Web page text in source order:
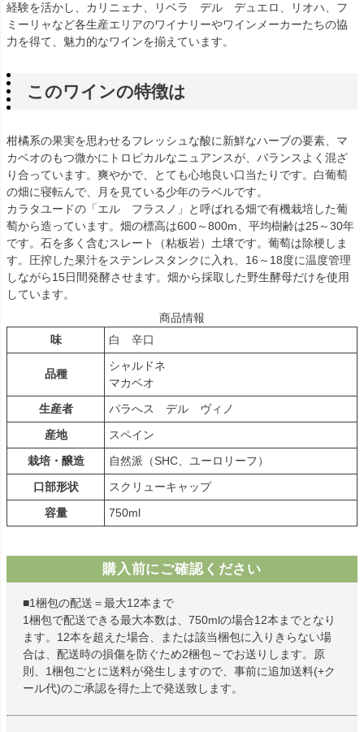
経験を活かし、カリニェナ、リベラ デル デュエロ、リオハ、フ
ミーリャなど各生産エリアのワイナリーやワインメーカーたちの協
力を得て、魅力的なワインを揃えています。
このワインの特徴は
柑橘系の果実を思わせるフレッシュな酸に新鮮なハーブの要素、マ
カベオのもつ微かにトロピカルなニュアンスが、バランスよく混ざ
り合っています。爽やかで、とても心地良い口当たりです。白葡萄
の畑に寝転んで、月を見ている少年のラベルです。
カラタユードの「エル フラスノ」と呼ばれる畑で有機栽培した葡
萄から造っています。畑の標高は600～800m、平均樹齢は25～30年
です。石を多く含むスレート（粘板岩）土壌です。葡萄は除梗しま
す。圧搾した果汁をステンレスタンクに入れ、16～18度に温度管理
しながら15日間発酵させます。畑から採取した野生酵母だけを使用
しています。
商品情報
味
白 辛口
品種
シャルドネ
マカベオ
生産者
パラへス デル ヴィノ
産地
スペイン
栽培・醸造
自然派（SHC、ユーロリーフ）
口部形状
スクリューキャップ
容量
750ml
購入前にご確認ください
■1梱包の配送＝最大12本まで
1梱包で配送できる最大本数は、750mlの場合12本までとなり
ます。12本を超えた場合、または該当梱包に入りきらない場
合は、配送時の損傷を防ぐため2梱包～でお送りします。原
則、1梱包ごとに送料が発生しますので、事前に追加送料(+ク
ール代)のご承認を得た上で発送致します。